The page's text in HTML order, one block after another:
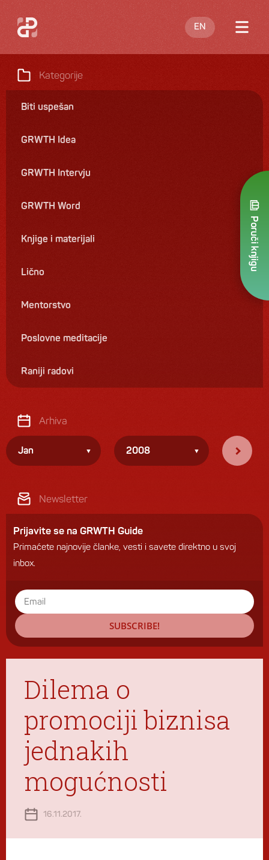
EN
O meni
Nastupi
Knjige
Ponuda
Kontakt
Poruči knjigu
Kategorije
Biti uspešan
GRWTH Idea
GRWTH Intervju
GRWTH Word
Knjige i materijali
Lično
Mentorstvo
Poslovne meditacije
Raniji radovi
Arhiva
Jan 2008
Newsletter
Prijavite se na GRWTH Guide
Primaćete najnovije članke, vesti i savete direktno u svoj
inbox.
SUBSCRIBE!
Dilema o
promociji biznisa
jednakih
mogućnosti
16.11.2017.